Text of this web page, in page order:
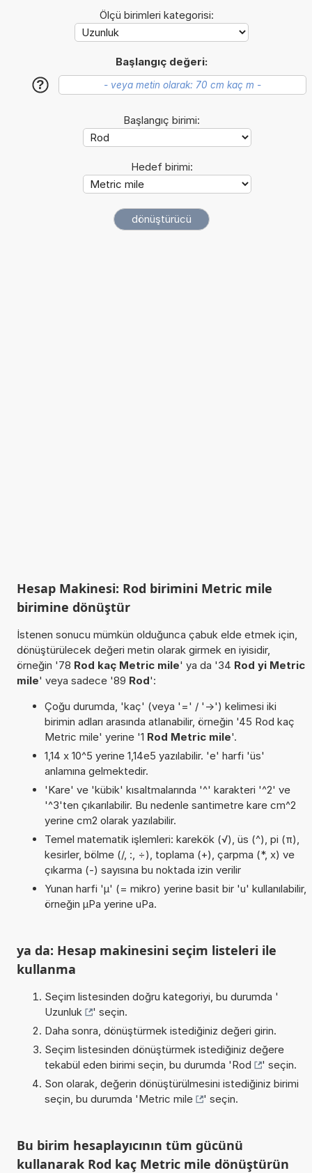
Ölçü birimleri kategorisi:
Başlangıç değeri:
?
Başlangıç birimi:
Hedef birimi:
Hesap Makinesi: Rod birimini Metric mile
birimine dönüştür
İstenen sonucu mümkün olduğunca çabuk elde etmek için,
dönüştürülecek değeri metin olarak girmek en iyisidir,
örneğin '78 Rod kaç Metric mile' ya da '34 Rod yi Metric
mile' veya sadece '89 Rod':
Çoğu durumda, 'kaç' (veya '=' / '->') kelimesi iki
birimin adları arasında atlanabilir, örneğin '45 Rod kaç
Metric mile' yerine '1 Rod Metric mile'.
1,14 x 10^5 yerine 1,14e5 yazılabilir. 'e' harfi 'üs'
anlamına gelmektedir.
'Kare' ve 'kübik' kısaltmalarında '^' karakteri '^2' ve
'^3'ten çıkarılabilir. Bu nedenle santimetre kare cm^2
yerine cm2 olarak yazılabilir.
Temel matematik işlemleri: karekök (√), üs (^), pi (π),
kesirler, bölme (/, :, ÷), toplama (+), çarpma (*, x) ve
çıkarma (-) sayısına bu noktada izin verilir
Yunan harfi 'µ' (= mikro) yerine basit bir 'u' kullanılabilir,
örneğin µPa yerine uPa.
ya da: Hesap makinesini seçim listeleri ile
kullanma
Seçim listesinden doğru kategoriyi, bu durumda '
Uzunluk
' seçin.
Daha sonra, dönüştürmek istediğiniz değeri girin.
Seçim listesinden dönüştürmek istediğiniz değere
tekabül eden birimi seçin, bu durumda 'Rod
' seçin.
Son olarak, değerin dönüştürülmesini istediğiniz birimi
seçin, bu durumda 'Metric mile ' seçin.
Bu birim hesaplayıcının tüm gücünü
kullanarak Rod kaç Metric mile dönüştürün